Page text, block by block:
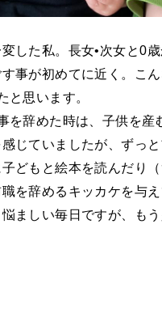
した私。長女•次女と0
事が初めてに近く。こ
と思います。
を辞めた時は、子供を産
じていましたが、ずっ
どもと絵本を読んだり
を辞めるキッカケを与え
ましい毎日ですが、も